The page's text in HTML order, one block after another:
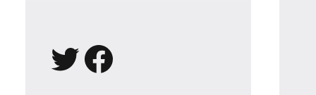
X Facebook